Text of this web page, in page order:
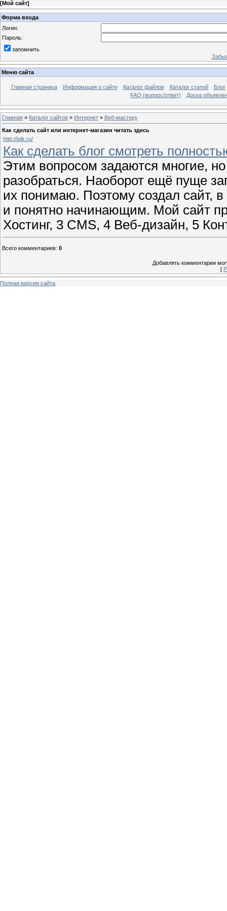
[Мой сайт]
Форма входа
Логин:
Пароль:
запомнить
Меню сайта
Главная страница Информация о сайте Каталог файлов Каталог статей
Блог
FAQ (вопрос/ответ)
Доска
Главная » Каталог сайтов » Интернет » Веб-мастеру
Как сделать сайт или интернет-магазин читать здесь
http://iqik.ru/
Как сделать блог смотреть
Этим вопросом задаются многие,
разобраться. Наоборот ещё пуще
их понимаю. Поэтому создал сайт,
и понятно начинающим. Мой сайт
Хостинг, 3 CMS, 4 Веб-дизайн, 5
Всего комментариев: 0
Добавлять комментарии
[
Полная версия сайта